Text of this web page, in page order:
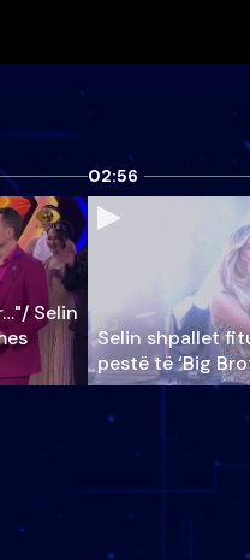
Selin
02:56
Selin shpallet
pestë të ‘Big